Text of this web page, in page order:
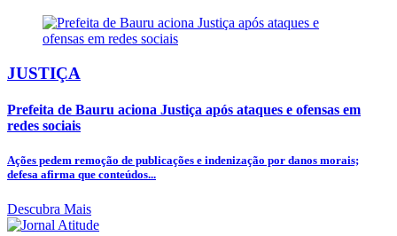
JUSTIÇA
Prefeita de Bauru aciona Justiça após ataques e ofensas em
redes sociais
Ações pedem remoção de publicações e indenização por danos morais;
defesa afirma que conteúdos...
Descubra Mais